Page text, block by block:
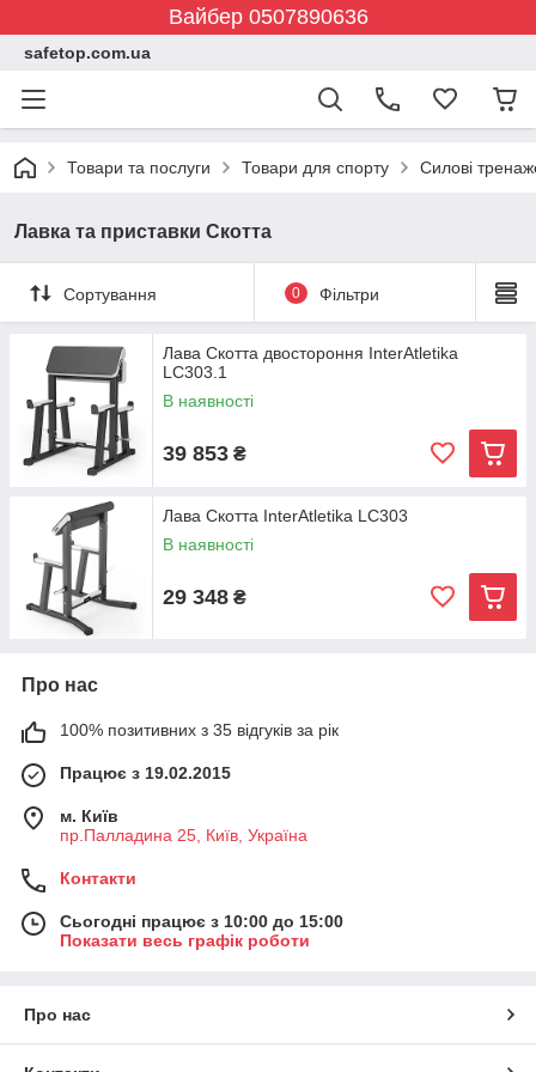
Вайбер 0507890636
safetop.com.ua
Товари та послуги Товари для спорту Силові
Лавка та приставки Скотта
Сортування 0 Фільтри
Лава Скотта двостороння InterAtletika
LC303.1
В наявності
39 853 ₴
Лава Скотта InterAtletika LC303
В наявності
29 348 ₴
Про нас
100% позитивних з 35 відгуків за рік
Працює з 19.02.2015
м. Київ
пр.Палладина 25, Київ, Україна
Контакти
Сьогодні працює з 10:00 до 15:00
Показати весь графік роботи
Про нас